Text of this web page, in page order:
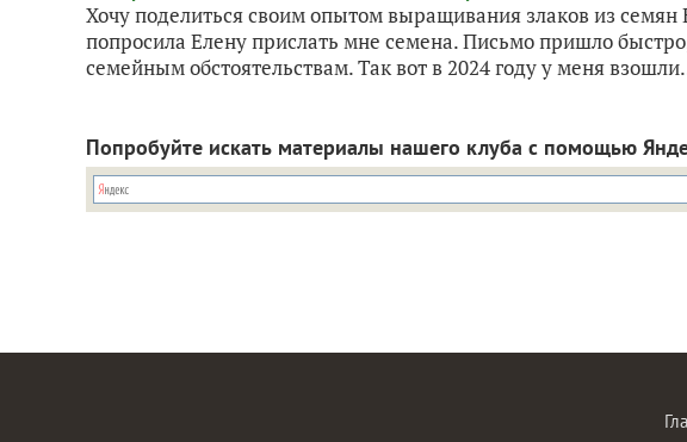
Хочу поделиться своим опытом выращивания злаков из
попросила Елену прислать мне семена. Письмо пришло
семейным обстоятельствам. Так вот в 2024 году у меня
Попробуйте искать материалы нашего клуба с помощью